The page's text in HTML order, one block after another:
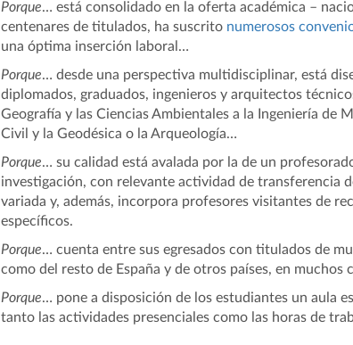
Porque… está consolidado en la oferta académica –
centenares de titulados, ha suscrito numerosos
una óptima inserción laboral…
Porque… desde una perspectiva multidisciplinar, está
diplomados, graduados, ingenieros y arquitectos
Geografía y las Ciencias Ambientales a la Ingeniería de
Civil y la Geodésica o la Arqueología…
Porque… su calidad está avalada por la de un
investigación, con relevante actividad de transferencia
variada y, además, incorpora profesores visitantes de
específicos.
Porque… cuenta entre sus egresados con titulados de
como del resto de España y de otros países, en
Porque… pone a disposición de los estudiantes un aula
tanto las actividades presenciales como las horas de